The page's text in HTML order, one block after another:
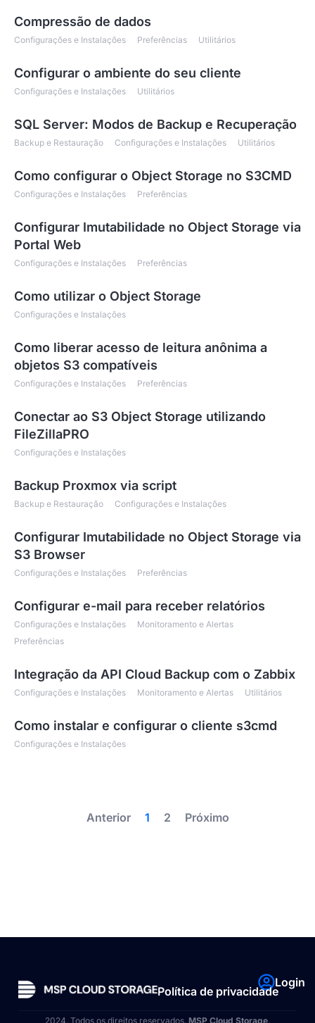
Compressão de dados
Configurações e Instalações Preferências Utilitários
Configurar o ambiente do seu cliente
Configurações e Instalações Utilitários
SQL Server: Modos de Backup e Recuperação
Backup e Restauração Configurações e Instalações Utilitários
Como configurar o Object Storage no S3CMD
Configurações e Instalações Preferências
Configurar Imutabilidade no Object Storage via
Portal Web
Configurações e Instalações Preferências
Como utilizar o Object Storage
Configurações e Instalações
Como liberar acesso de leitura anônima a
objetos S3 compatíveis
Configurações e Instalações Preferências
Conectar ao S3 Object Storage utilizando
FileZillaPRO
Configurações e Instalações
Backup Proxmox via script
Backup e Restauração Configurações e Instalações
Configurar Imutabilidade no Object Storage via
S3 Browser
Configurações e Instalações Preferências
Configurar e-mail para receber relatórios
Configurações e Instalações
Monitoramento e Alertas
Preferências
Integração da API Cloud Backup com o Zabbix
Configurações e Instalações Monitoramento e Alertas Utilitários
Como instalar e configurar o cliente s3cmd
Configurações e Instalações
Anterior 1 2 Próximo
Política de privacidade
Login
2024. Todos os direitos reservados. MSP Cloud Storage.